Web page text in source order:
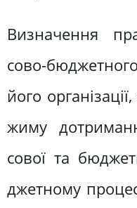
Визначення
сово-
його
жиму
сової та
джетному